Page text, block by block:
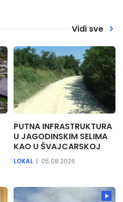
Vidi sve
PUTNA INFRASTRUKTURA
U JAGODINSKIM SELIMA
KAO U ŠVAJCARSKOJ
LOKAL 05.08.2026